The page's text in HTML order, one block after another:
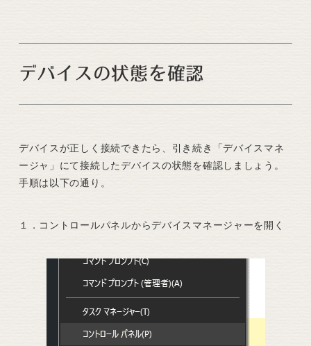
デバイスの状態を確認
デバイスが正しく接続できたら、引き続き「デバイスマネ
ージャ」にて接続したデバイスの状態を確認しましょう。
手順は以下の通り。
１．コントロールパネルからデバイスマネージャーを開く